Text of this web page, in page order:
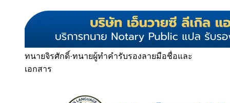
ทนายจิรศักดิ์·ทนายผู้ทำคำรับรองลายมือชื่อและ
เอกสาร